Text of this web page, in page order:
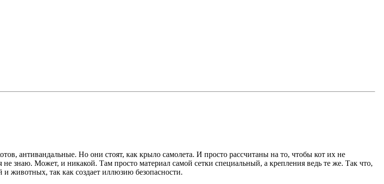
антивандальные. Но они стоят, как крыло самолета. И просто рассчитаны на то, чтобы кот их не
знаю. Может, и никакой. Там просто материал самой сетки специальный, а крепления ведь те же. Так что,
и животных, так как создает иллюзию безопасности.